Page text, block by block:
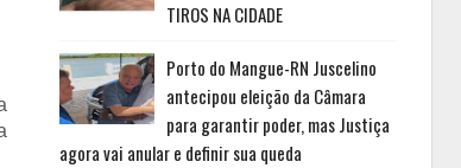
TIROS NA CIDADE
Porto do Mangue-RN Juscelino
antecipou eleição da Câmara
para garantir poder, mas Justiça
agora vai anular e definir sua queda